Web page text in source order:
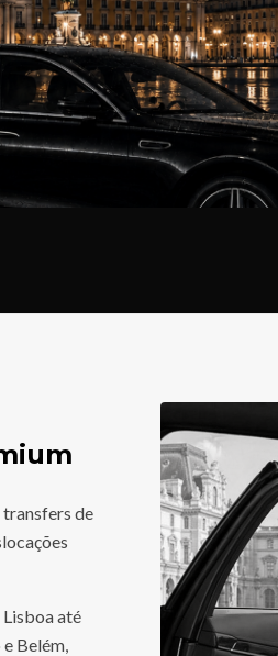
de
até
Belém,